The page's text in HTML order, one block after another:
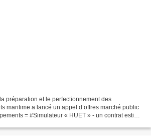
préparation et le perfectionnement des
maritime a lancé un appel d’offres marché public
= #Simulateur « HUET » - un contrat estimé